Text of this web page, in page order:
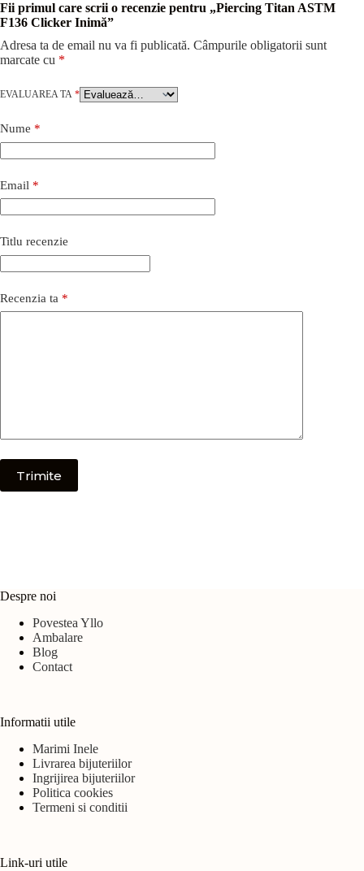
Fii primul care scrii o recenzie pentru „Piercing Titan ASTM
F136 Clicker Inimă”
Adresa ta de email nu va fi publicată. Câmpurile obligatorii sunt
marcate cu *
EVALUAREA TA *
Nume *
Email *
Titlu recenzie
Recenzia ta *
Trimite
Despre noi
Povestea Yllo
Ambalare
Blog
Contact
Informatii utile
Marimi Inele
Livrarea bijuteriilor
Ingrijirea bijuteriilor
Politica cookies
Termeni si conditii
Link-uri utile